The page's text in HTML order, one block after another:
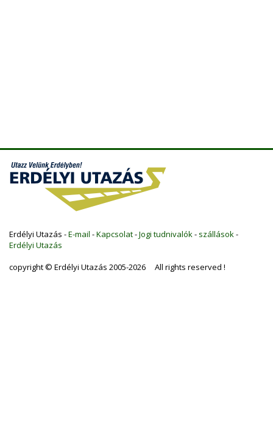
Erdélyi Utazás -E-mail -Kapcsolat-Jogi tudnivalók- szállások-
Erdélyi Utazás
copyright © Erdélyi Utazás 2005-2026 All rights reserved !